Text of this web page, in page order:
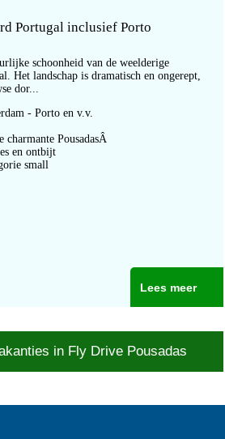
Portugal inclusief Porto
schoonheid van de weelderige
Het landschap is dramatisch en ongerept,
dor...
- Porto en v.v.
charmante PousadasÂ
en ontbijt
small
Lees meer
in Fly Drive Pousadas